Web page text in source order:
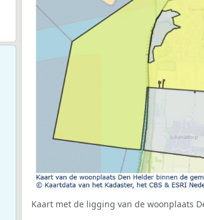
Kaart met de ligging van de woonplaats